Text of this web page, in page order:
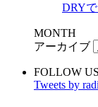
DRY
MONTH
アーカイブ
FOLLOW US
Tweets by